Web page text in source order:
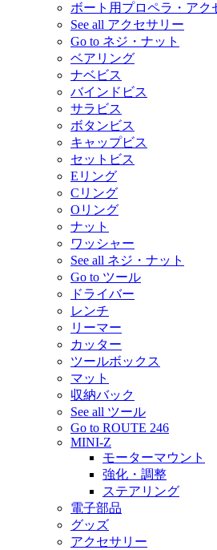
ボート用プロペラ・アク
See all アクセサリー
Go to ネジ・ナット
ベアリング
ナベビス
バインドビス
サラビス
ボタンビス
キャップビス
セットビス
Eリング
Cリング
Oリング
ナット
ワッシャー
See all ネジ・ナット
Go to ツール
ドライバー
レンチ
リーマー
カッター
ツールボックス
マット
収納バック
See all ツール
Go to ROUTE 246
MINI-Z
モーターマウント
強化・調整
ステアリング
電子部品
グッズ
アクセサリー